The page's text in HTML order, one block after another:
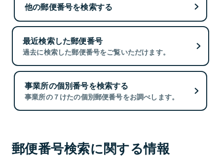
他の郵便番号を検索する
最近検索した郵便番号
過去に検索した郵便番号をご覧いただけます。
事業所の個別番号を検索する
事業所の７けたの個別郵便番号をお調べします。
郵便番号検索に関する情報